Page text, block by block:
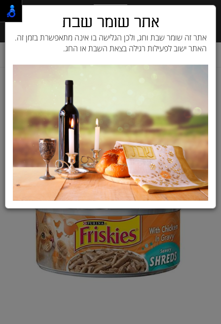
שימור פריסקיז נתחי עוף ברוטב
אתר שומר שבת
אתר זה שומר שבת וחג, ולכן הגלישה בו אינה מתאפשרת בזמן זה.
האתר ישוב לפעילות רגילה בצאת השבת או החג.